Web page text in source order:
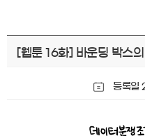
시작[웹툰 16화] 바운딩 박스
등록일